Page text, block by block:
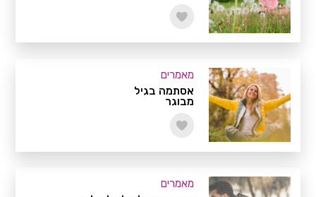
מאמרים
אסתמה בגיל
מבוגר
מאמרים